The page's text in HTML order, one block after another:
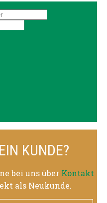
KUNDE?
bei uns über Kontakt
als Neukunde.